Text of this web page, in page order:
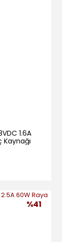
1.6A
%41